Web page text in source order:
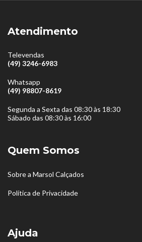
Atendimento
Televendas
(49) 3246-6983
Whatsapp
(49) 98807-8619
Segunda a Sexta das 08:30 às 18:30
Sábado das 08:30 às 16:00
Quem Somos
Sobre a Marsol Calçados
Política de Privacidade
Ajuda